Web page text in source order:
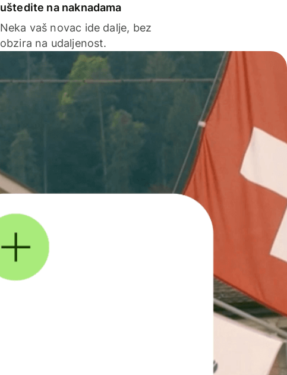
uštedite na naknadama
Neka vaš novac ide dalje, bez
obzira na udaljenost.